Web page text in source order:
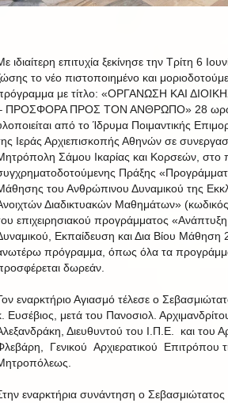
ιδιαίτερη επιτυχία ξεκίνησε την Τρίτη 6
το νέο πιστοποιημένο και
με τίτλο: «ΟΡΓΑΝΩΣΗ ΚΑΙ
ΠΡΟΣΦΟΡΑ ΠΡΟΣ ΤΟΝ ΑΝΘΡΩΠΟ» 28
από το Ίδρυμα Ποιμαντικής
Ιεράς Αρχιεπισκοπής Αθηνών σε
Σάμου Ικαρίας και Κορσεών, στο
Πράξης
του Ανθρώπινου Δυναμικού της
Διαδικτυακών Μαθημάτων»
επιχειρησιακού προγράμματος
Εκπαίδευση και Δια Βίου
πρόγραμμα, όπως όλα τα
δωρεάν.
εναρκτήριο Αγιασμό τέλεσε ο
Ευσέβιος, μετά του Πανοσιολ.
Διευθυντού του Ι.Π.Ε. και του
Γενικού Αρχιερατικού Επιτρόπου
εναρκτήρια συνάντηση ο Σεβασμιώτατος